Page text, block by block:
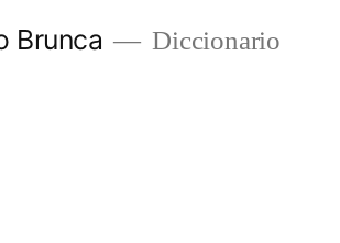
Brunca
Diccionario